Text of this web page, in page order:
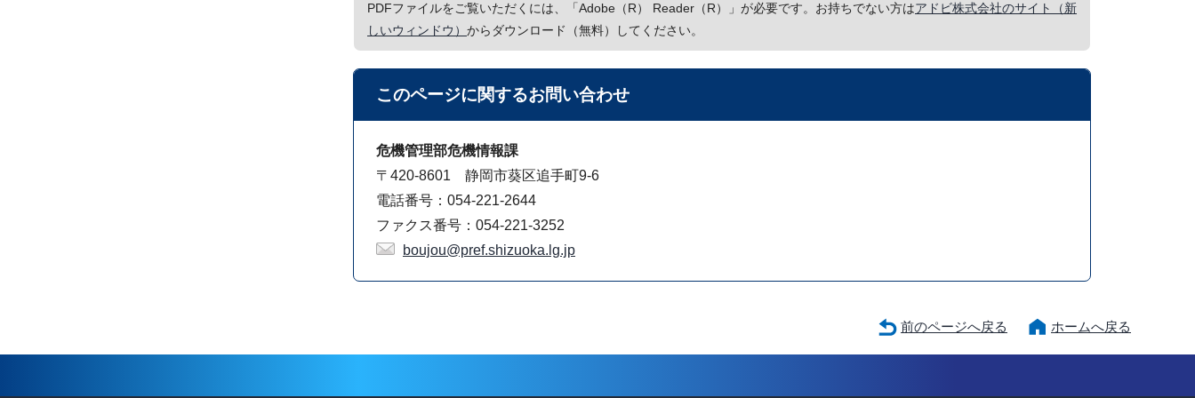
PDFファイルをご覧いただくには、「Adobe（R） Reader（R）」が必要です。お持ちでない方はアドビ株式会社のサイト（新
しいウィンドウ） からダウンロード（無料）してください。
このページに関するお問い合わせ
危機管理部危機情報課
〒420-8601 静岡市葵区追手町9-6
電話番号：054-221-2644
ファクス番号：054-221-3252
boujou@pref.shizuoka.lg.jp
前のページへ戻る ホームへ戻る